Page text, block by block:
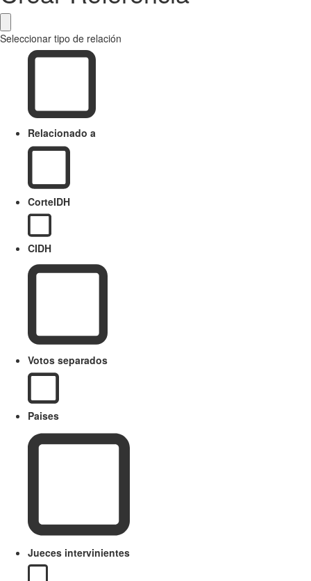
Seleccionar tipo de relación
Relacionado a
CorteIDH
CIDH
Votos separados
Paises
Jueces intervinientes